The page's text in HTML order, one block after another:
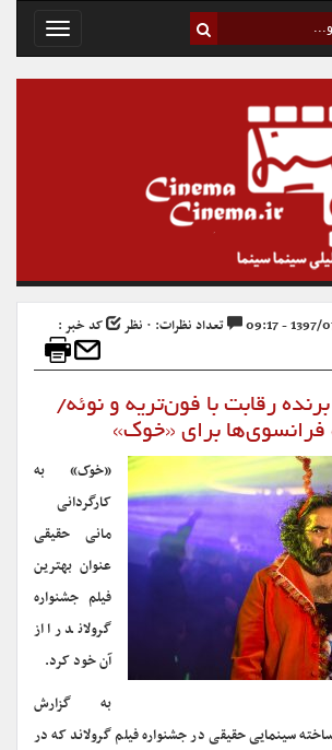
Toggle
تعداد نظرات: ۰ نظر
کد خبر :
رقابت با فون‌تریه و نوئه/
فرانسوی‌ها برای «خوک»
«خوک» به
کارگردانی
مانی حقیقی
عنوان بهترین
فیلم جشنواره
گرولاند را از
آن خود کرد.
به گزارش
ساخته سینمایی حقیقی در جشنواره فیلم گرولاند که در